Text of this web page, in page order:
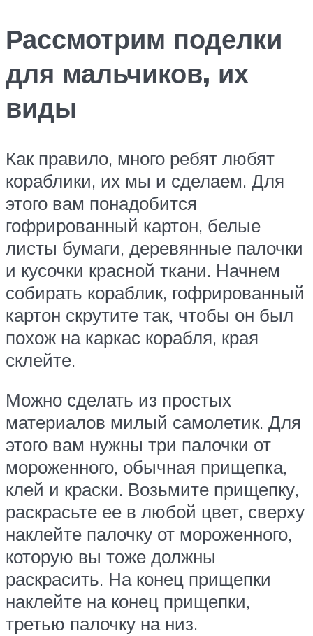
Рассмотрим поделки
для мальчиков, их
виды
Как правило, много ребят любят
кораблики, их мы и сделаем. Для
этого вам понадобится
гофрированный картон, белые
листы бумаги, деревянные палочки
и кусочки красной ткани. Начнем
собирать кораблик, гофрированный
картон скрутите так, чтобы он был
похож на каркас корабля, края
склейте.
Можно сделать из простых
материалов милый самолетик. Для
этого вам нужны три палочки от
мороженного, обычная прищепка,
клей и краски. Возьмите прищепку,
раскрасьте ее в любой цвет, сверху
наклейте палочку от мороженного,
которую вы тоже должны
раскрасить. На конец прищепки
наклейте на конец прищепки,
третью палочку на низ.